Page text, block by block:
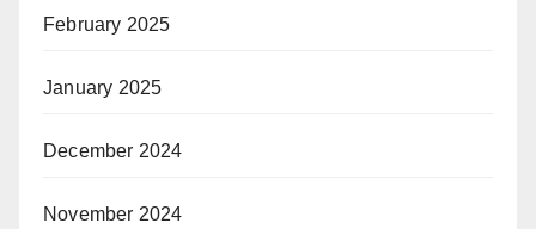
February 2025
January 2025
December 2024
November 2024